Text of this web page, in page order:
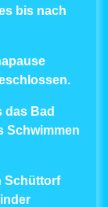
bis nach
das Bad
Schwimmen
Schüttorf